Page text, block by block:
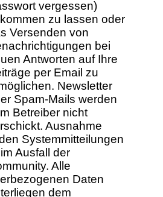
vergessen)
zu lassen oder
Versenden von
bei
Antworten auf Ihre
per Email zu
Newsletter
Spam-Mails werden
Betreiber nicht
Ausnahme
Systemmitteilungen
Ausfall der
Alle
Daten
dem